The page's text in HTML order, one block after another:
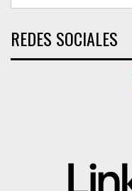
REDES SOCIALES